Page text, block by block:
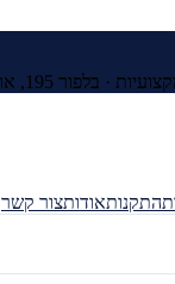
· בלפור 195, אור עקיבא
התקנותאודותצור קשר